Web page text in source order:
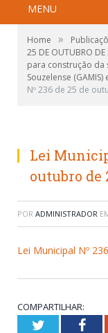
MENU
Home »
25 DE OUTUBRO
para construção da
Souzelense
Nº 236 de 25 de
Lei
outubro de
POR ADMINISTRADOR
Lei Municipal Nº
COMPARTILHAR:
Twitter